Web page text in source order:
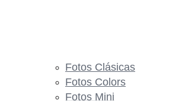
Fotos Clásicas
Fotos Colors
Fotos Mini